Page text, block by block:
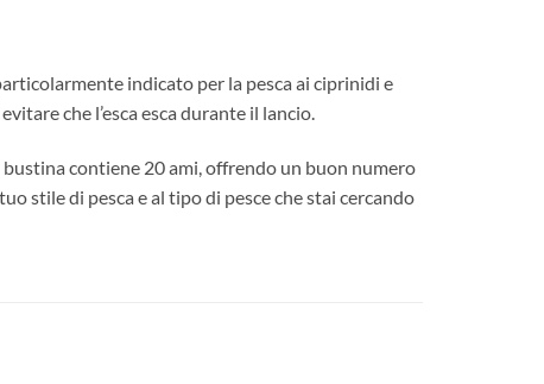
indicato per la pesca ai ciprinidi e
che l’esca esca durante il lancio.
bustina contiene 20 ami, offrendo un buon numero
stile di pesca e al tipo di pesce che stai cercando